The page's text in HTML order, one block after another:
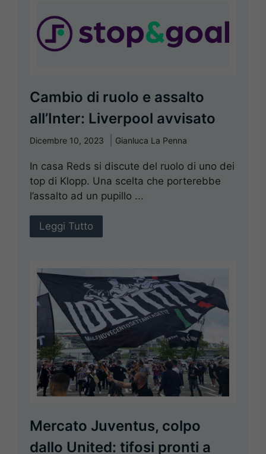
Cambio di ruolo e assalto
all’Inter: Liverpool avvisato
Dicembre 10, 2023 Gianluca La Penna
In casa Reds si discute del ruolo di uno dei
top di Klopp. Una scelta che porterebbe
l’assalto ad un pupillo ...
Leggi Tutto
Mercato Juventus, colpo
dallo United: tifosi pronti a